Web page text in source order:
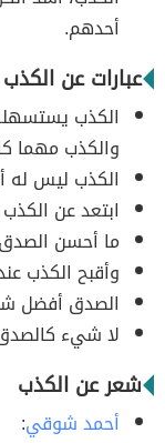
أحدهم.
عبارات عن الكذب
الكذب
والكذب مهما
الكذب ليس له
ابتعد عن
ما أحسن الصدق
وأقبح الكذب
الصدق أفضل
لا شيء
شعر عن الكذب
أحمد شوقي: